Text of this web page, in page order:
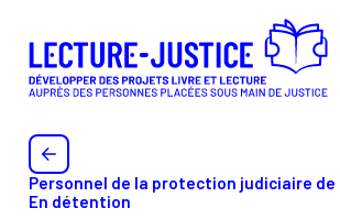
En détention
PERSONNEL DE L'ADMINISTRATION
DE L'ÉDUCATION NATIONALE
PERSONNEL DE LA PROTECTION
JEUNESSE (PJJ), DU SECTEUR
(SAH) ET DE L'ÉDUCATION NATIONALE